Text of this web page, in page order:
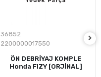
36852
2200000017550
ÖN DEBRİYAJ KOMPLE
Honda FIZY [ORJİNAL]